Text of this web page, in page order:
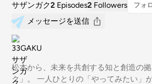
サザンガク2 Episodes2 Followers フォ
メッセージを送信
松本から、未来を共創する知と創造の
ク」。 一人ひとりの「やってみたい」